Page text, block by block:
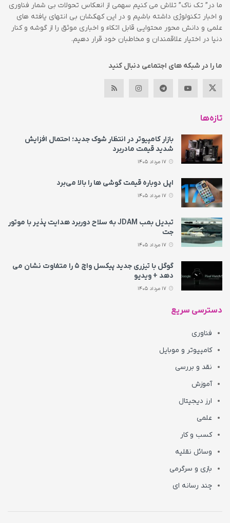
ما در” تک ناک” تلاش می کنیم سهمی از انعکاس تحولات بی شمار فناوری
و اخبار تکنولوژی داشته باشیم و در این کهکشان بی انتهای یافته های
علمی و دانش محور محتوایی قابل اتکاء و اخباری موثق را از گوشه و کنار
دنیا در اختیار علاقمندان و مخاطبان خود قرار دهیم.
ما را در شبکه های اجتماعی دنبال کنید
تازه‌ها
بازار کامپیوتر در انتظار شوک جدید؛ احتمال افزایش
شدید قیمت مادربرد
اپل دوباره قیمت‌ گوشی ها را بالا می‌برد
تبدیل بمب JDAM به سلاح دوربرد هدایت پذیر با موتور
جت
گوگل با تیزری جدید پیکسل واچ ۵ را متفاوت نشان می‌
دهد + ویدیو
دسترسی سریع
فناوری
کامپیوتر و موبایل
نقد و بررسی
آموزش
ارز دیجیتال
علمی
کسب و کار
وسائل نقلیه
بازی و سرگرمی
چند رسانه ای